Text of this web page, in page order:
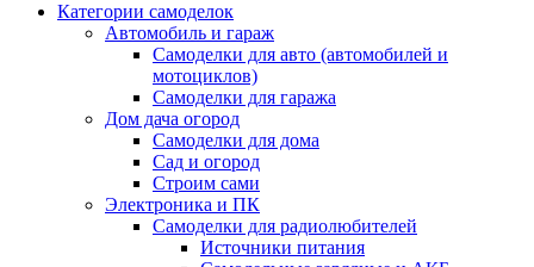
Категории самоделок
Автомобиль и гараж
Самоделки для авто (автомобилей и
мотоциклов)
Самоделки для гаража
Дом дача огород
Самоделки для дома
Сад и огород
Строим сами
Электроника и ПК
Самоделки для радиолюбителей
Источники питания